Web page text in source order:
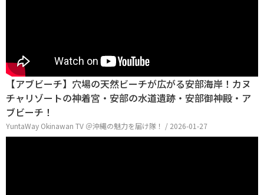
【アブビーチ】穴場の天然ビーチが広がる安部海岸！カヌ
チャリゾートの神着宮・安部の水道遺跡・安部御神殿・ア
ブビーチ！
YuntaWay Okinawan TV ＠沖縄の魅力を届け隊！ / 2026-01-27